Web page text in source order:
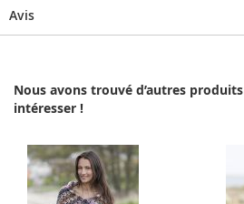
Avis
Nous avons trouvé d’autres
intéresser !